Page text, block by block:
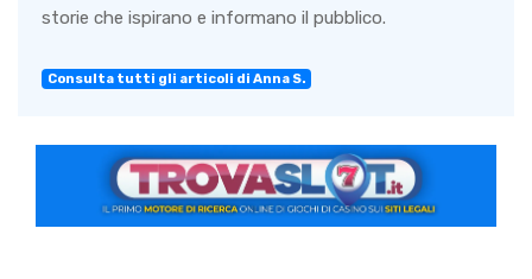
storie che ispirano e informano il pubblico.
Consulta tutti gli articoli di Anna S.